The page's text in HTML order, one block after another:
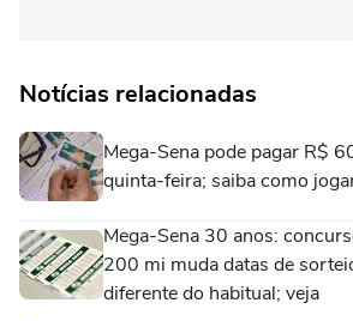
Notícias relacionadas
Mega-Sena pode pagar R$
quinta-feira; saiba como
Mega-Sena 30 anos:
200 mi muda datas de
diferente do habitual; veja